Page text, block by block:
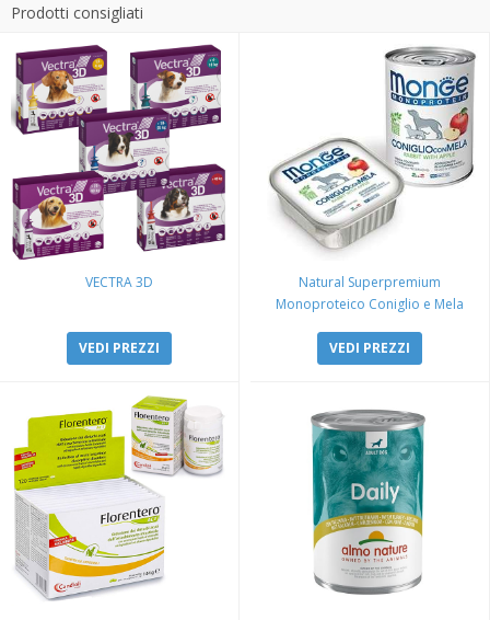
Prodotti consigliati
VECTRA 3D
VEDI PREZZI
Natural Superpremium
Monoproteico Coniglio e Mela
VEDI PREZZI